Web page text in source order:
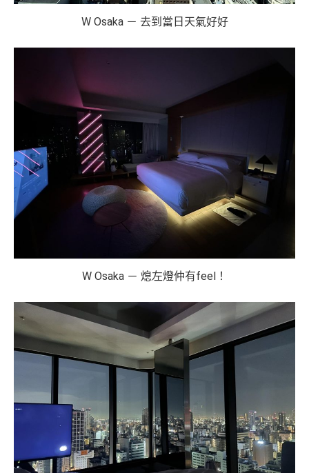
W Osaka － 去到當日天氣好好
W Osaka － 熄左燈仲有feel！